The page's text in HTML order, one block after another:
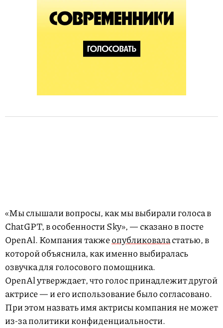
«Мы слышали вопросы, как мы выбирали голоса в
ChatGPT, в особенности Sky», — сказано в посте
OpenAl. Компания такжеопубликоваластатью, в
которой объяснила, как именно выбиралась
озвучка для голосового помощника.
OpenAl утверждает, что голос принадлежит другой
актрисе — и его использование было согласовано.
При этом назвать имя актрисы компания не может
из-за политики конфиденциальности.